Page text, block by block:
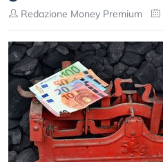
Redazione Money Premium